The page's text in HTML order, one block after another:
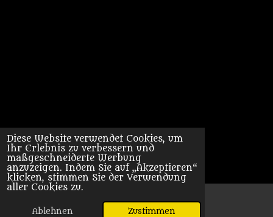
Diese Website verwendet Cookies, um
Ihr Erlebnis zu verbessern und
maßgeschneiderte Werbung
anzuzeigen. Indem Sie auf „Akzeptieren“
klicken, stimmen Sie der Verwendung
aller Cookies zu.
Ablehnen Zustimmen